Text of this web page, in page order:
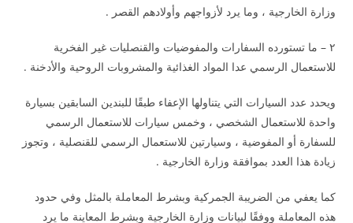
وزارة الخارجية ، وما يرد لأزواجهم وأولادهم القصر .
٢ – ما تستورده السفارات والمفوضيات والقنصليات غير الفخرية
للاستعمال الرسمي عدا المواد الغذائية والمشروبات الروحية والأدخنة .
ويحدد عدد السيارات التي يتناولها الإعفاء طبقًا للبندين السابقين بسيارة
واحدة للاستعمال الشخصي ، وخمس سيارات للاستعمال الرسمي
للسفارة أو المفوضية ، وسيارتين للاستعمال الرسمي للقنصلية ، وتجوز
زيادة هذا العدد بموافقة وزارة الخارجية .
كما يعفي من الضريبة الجمركية وبشرط المعاملة بالمثل وفي حدود
هذه المعاملة ووفقًا لبيانات وزارة الخارجية وبشرط المعاينة ما يرد